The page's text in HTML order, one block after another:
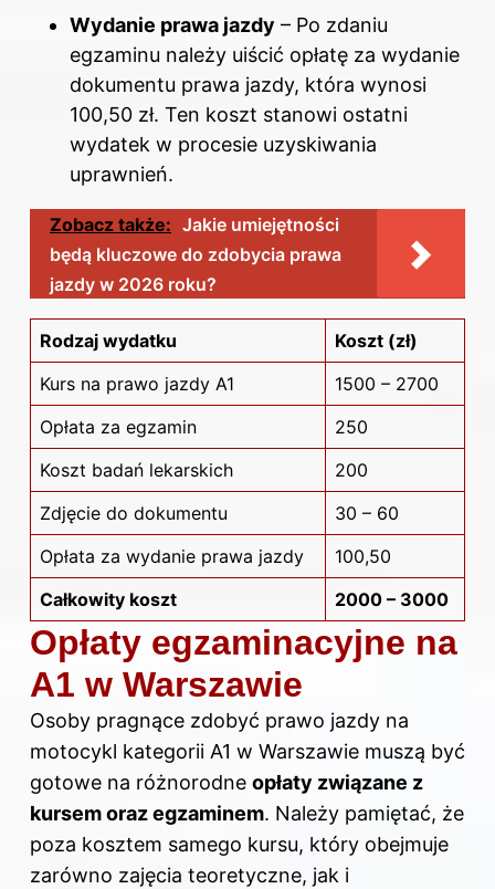
Wydanie prawa jazdy – Po zdaniu
egzaminu należy uiścić opłatę za wydanie
dokumentu prawa jazdy, która wynosi
100,50 zł. Ten koszt stanowi ostatni
wydatek w procesie uzyskiwania
uprawnień.
Zobacz także: Jakie umiejętności
będą kluczowe do zdobycia prawa
jazdy w 2026 roku?
Rodzaj wydatku
Koszt (zł)
Kurs na prawo jazdy A1
1500 – 2700
Opłata za egzamin
250
Koszt badań lekarskich
200
Zdjęcie do dokumentu
30 – 60
Opłata za wydanie prawa jazdy
100,50
Całkowity koszt
2000 – 3000
Opłaty egzaminacyjne na
A1 w Warszawie
Osoby pragnące zdobyć prawo jazdy na
motocykl kategorii A1 w Warszawie muszą być
gotowe na różnorodne opłaty związane z
kursem oraz egzaminem. Należy pamiętać, że
poza kosztem samego kursu, który obejmuje
zarówno zajęcia teoretyczne, jak i